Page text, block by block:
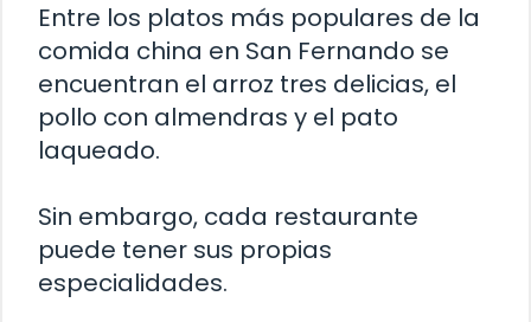
Entre los platos más populares de la
comida china en San Fernando se
encuentran el arroz tres delicias, el
pollo con almendras y el pato
laqueado.
Sin embargo, cada restaurante
puede tener sus propias
especialidades.